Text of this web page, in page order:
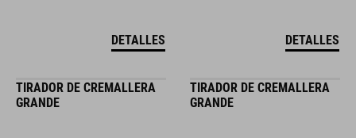
DETALLES DETALLES
TIRADOR DE CREMALLERA
GRANDE
TIRADOR DE CREMALLERA
GRANDE